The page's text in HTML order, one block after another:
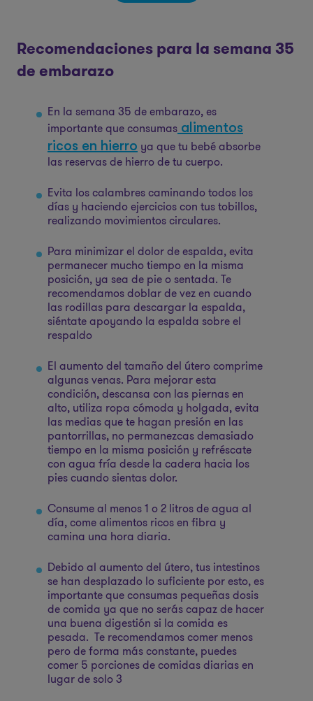
Recomendaciones para la semana 35
de embarazo
En la semana 35 de embarazo, es
importante que consumas alimentos
ricos en hierro ya que tu bebé absorbe
las reservas de hierro de tu cuerpo.
Evita los calambres caminando todos los
días y haciendo ejercicios con tus tobillos,
realizando movimientos circulares.
Para minimizar el dolor de espalda, evita
permanecer mucho tiempo en la misma
posición, ya sea de pie o sentada. Te
recomendamos doblar de vez en cuando
las rodillas para descargar la espalda,
siéntate apoyando la espalda sobre el
respaldo
El aumento del tamaño del útero comprime
algunas venas. Para mejorar esta
condición, descansa con las piernas en
alto, utiliza ropa cómoda y holgada, evita
las medias que te hagan presión en las
pantorrillas, no permanezcas demasiado
tiempo en la misma posición y refréscate
con agua fría desde la cadera hacia los
pies cuando sientas dolor.
Consume al menos 1 o 2 litros de agua al
día, come alimentos ricos en fibra y
camina una hora diaria.
Debido al aumento del útero, tus intestinos
se han desplazado lo suficiente por esto, es
importante que consumas pequeñas dosis
de comida ya que no serás capaz de hacer
una buena digestión si la comida es
pesada. Te recomendamos comer menos
pero de forma más constante, puedes
comer 5 porciones de comidas diarias en
lugar de solo 3